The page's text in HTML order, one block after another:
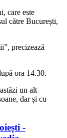
care este
către București,
precizează
ora 14.30.
un alt
dar și cu
-